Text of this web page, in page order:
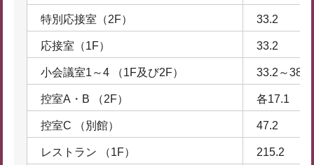
特別応接室（2F） 33.2
応接室（1F） 33.2
小会議室1～4 （1F及び2F） 33.2～38.9
控室A・B （2F） 各17.1
控室C （別館） 47.2
レストラン （1F） 215.2